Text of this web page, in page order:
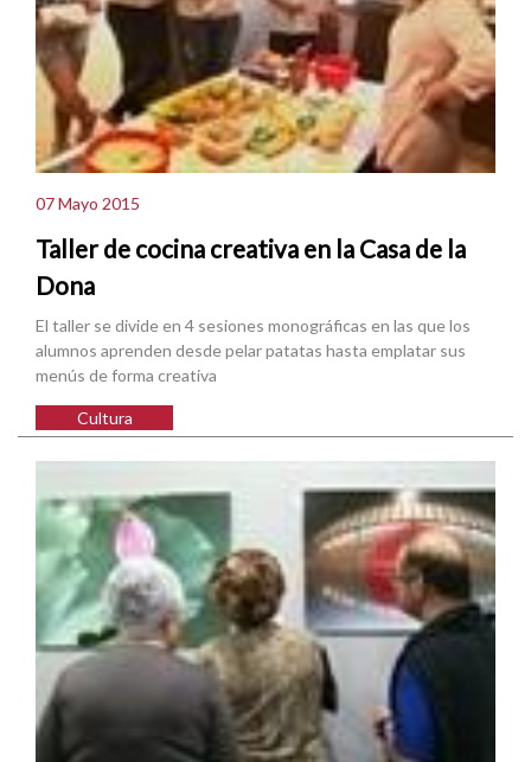
07 Mayo 2015
Taller de cocina creativa en la Casa de la
Dona
El taller se divide en 4 sesiones monográficas en las que los
alumnos aprenden desde pelar patatas hasta emplatar sus
menús de forma creativa
Cultura